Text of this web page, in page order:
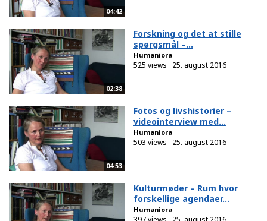
04:42
02:38
Forskning og det at stille
spørgsmål –...
Humaniora
525 views 25. august 2016
04:53
Fotos og livshistorier –
videointerview med...
Humaniora
503 views 25. august 2016
Kulturmøder – Rum hvor
forskellige agendaer...
Humaniora